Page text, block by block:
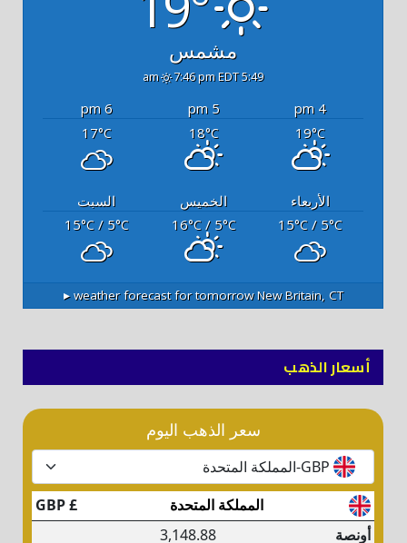
مشمس
5:49 am
7:46 pm EDT
4 pm
5 pm
6 pm
19°C
18°C
17°C
الأربعاء الخميس
السبت
15°C / 5°C
16°C/ 5°C
15°C/ 5°C
New Britain, CT
weather forecast for tomorrow ▸
أسعار الذهب